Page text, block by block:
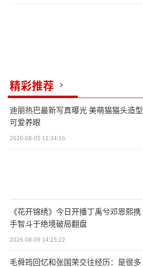
精彩推荐
迪丽热巴最新写真曝光 美萌猫猫头造型
可爱养眼
2026-08-05 11:34:16
《花开锦绣》今日开播丁禹兮邓恩熙携
手智斗于绝境破局翻盘
2026-08-09 14:25:22
毛舜筠回忆和张国荣交往经历：是很多